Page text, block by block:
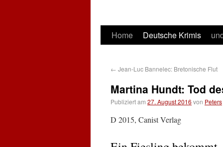
Home Deutsche Krimis
← Jean-Luc Bannelec: Bretonische Flut
Martina Hundt: Tod
Publiziert am 27. August 2016 von Peters
D 2015, Canist Verlag